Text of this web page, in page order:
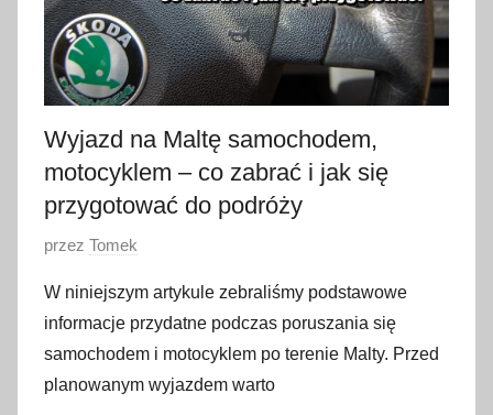
c
a
2
0
2Wyjazd na Maltę samochodem,
motocyklem – co zabrać i jak się
przygotować do podróży
O
u
b
l
i
przez Tomek
W niniejszym artykule zebraliśmy podstawowe
informacje przydatne podczas poruszania się
samochodem i motocyklem po terenie Malty. Przed
planowanym wyjazdem warto